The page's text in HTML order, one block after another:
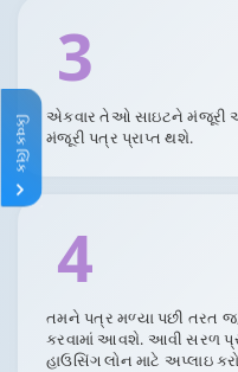
3
એકવાર તેઓ સાઇટને મંજૂરી
મંજૂરી પત્ર પ્રાપ્ત થશે.
4
તમને પત્ર મળ્યા પછી તરત
કરવામાં આવશે. આવી સરળ
હાઉસિંગ લોન માટે અપ્લાઇ
ક્વિક લિંક